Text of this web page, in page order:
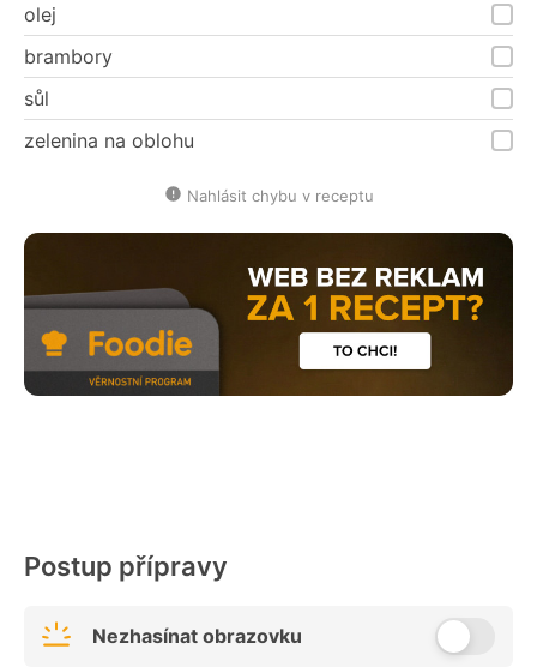
olej
brambory
sůl
zelenina na oblohu
Nahlásit chybu v receptu
Postup přípravy
Nezhasínat obrazovku